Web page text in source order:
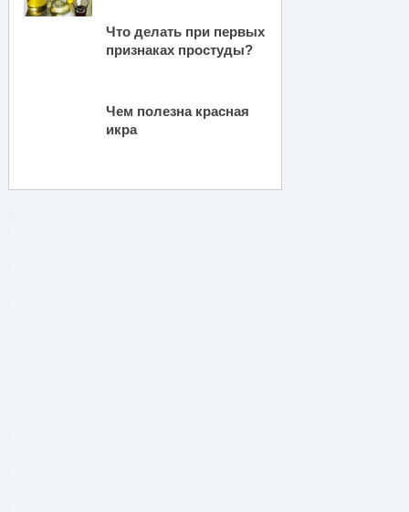
Что делать при первых
признаках простуды?
Чем полезна красная
икра